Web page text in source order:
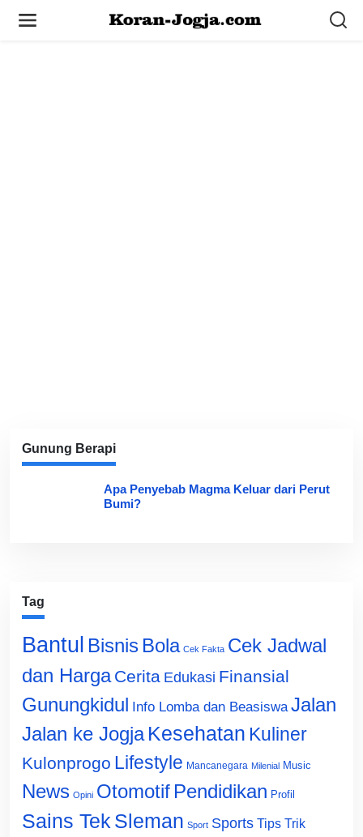
Gunung Berapi
Apa Penyebab Magma Keluar dari Perut
Bumi?
Tag
Bantul Bisnis Bola Cek Fakta Cek Jadwal
dan Harga Cerita Edukasi Finansial
Gunungkidul Info Lomba dan Beasiswa Jalan
Jalan ke Jogja Kesehatan Kuliner
Kulonprogo Lifestyle Mancanegara Milenial Music
News Opini Otomotif Pendidikan Profil
Sains Tek Sleman Sport Sports Tips Trik